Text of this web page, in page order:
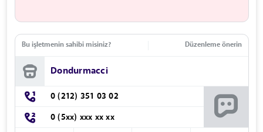
Bu işletmenin sahibi misiniz? Düzenleme önerin
Dondurmacci
0 (212) 351 03 02
0 (5xx) xxx xx xx